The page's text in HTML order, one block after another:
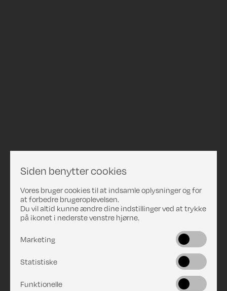
Siden benytter cookies
Vores bruger cookies til at indsamle oplysninger og for
at forbedre brugeroplevelsen.
Du vil altid kunne ændre dine indstillinger ved at trykke
på ikonet i nederste venstre hjørne.
Marketing
Statistiske
Funktionelle